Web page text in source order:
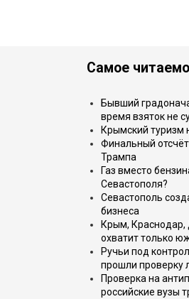
Самое
Бывший
время взяток не
Крымский туризм
Финальный
Трампа
Газ вместо
Севастополя?
Севастополь
бизнеса
Крым, Краснодар,
охватит только
Ручьи под
прошли проверку
Проверка на
российские вузы